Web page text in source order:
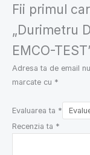
Fii primul
„Durimetru
EMCO-
Adresa ta de email
marcate cu *
Evaluarea ta *
Recenzia ta *